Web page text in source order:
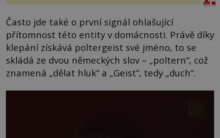
Často jde také o první signál ohlašující
přítomnost této entity v domácnosti. Právě díky
klepání získává poltergeist své jméno, to se
skládá ze dvou německých slov – „poltern“, což
znamená „dělat hluk“ a „Geist“, tedy „duch“.